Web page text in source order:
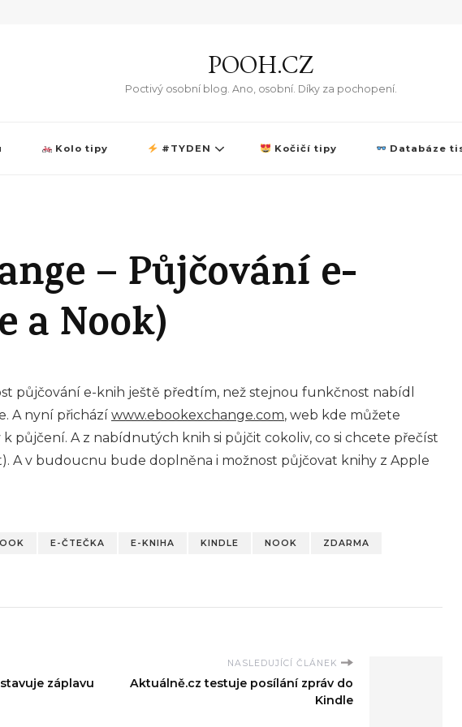
POOH.CZ
Poctivý osobní blog. Ano, osobní. Díky za pochopení.
Kolo tipy #TYDEN Kočičí tipy Databáze
– Půjčování e-
a Nook)
půjčování e-knih ještě předtím, než stejnou funkčnost nabídl
A nyní přichází www.ebookexchange.com, web kde můžete
půjčení. A z nabídnutých knih si půjčit cokoliv, co si chcete přečíst
A v budoucnu bude doplněna i možnost půjčovat knihy z Apple
E-ČTEČKA E-KNIHA KINDLE NOOK ZDARMA
záplavu
NASLEDUJÍCÍ ČLÁNEK
Aktuálně.cz testuje posílání zpráv do
Kindle